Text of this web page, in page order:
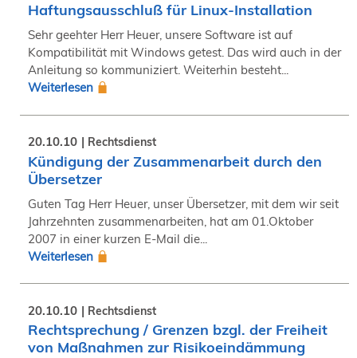
Haftungsausschluß für Linux-Installation
Sehr geehter Herr Heuer, unsere Software ist auf
Kompatibilität mit Windows getest. Das wird auch in der
Anleitung so kommuniziert. Weiterhin besteht...
Weiterlesen
20.10.10 Rechtsdienst
Kündigung der Zusammenarbeit durch den
Übersetzer
Guten Tag Herr Heuer, unser Übersetzer, mit dem wir seit
Jahrzehnten zusammenarbeiten, hat am 01.Oktober
2007 in einer kurzen E-Mail die...
Weiterlesen
20.10.10 Rechtsdienst
Rechtsprechung / Grenzen bzgl. der Freiheit
von Maßnahmen zur Risikoeindämmung